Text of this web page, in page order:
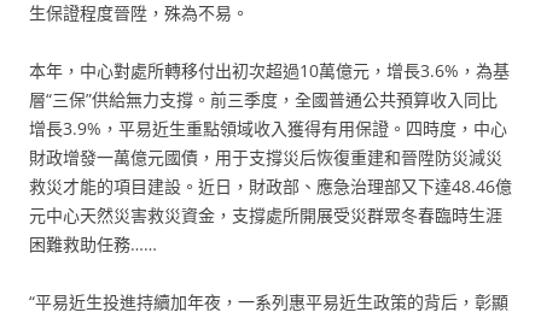
生保證程度晉陞，殊為不易。
本年，中心對處所轉移付出初次超過10萬億元，增長3.6%，為基
層“三保”供給無力支撐。前三季度，全國普通公共預算收入同比
增長3.9%，平易近生重點領域收入獲得有用保證。四時度，中心
財政增發一萬億元國債，用于支撐災后恢復重建和晉陞防災減災
救災才能的項目建設。近日，財政部、應急治理部又下達48.46億
元中心天然災害救災資金，支撐處所開展受災群眾冬春臨時生涯
困難救助任務……
“平易近生投進持續加年夜，一系列惠平易近生政策的背后，彰顯